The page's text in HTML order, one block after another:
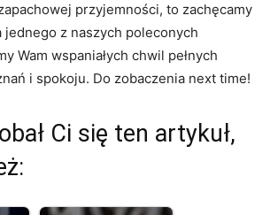
przyjemności, to zachęcamy
z naszych poleconych
Wam wspaniałych chwil pełnych
i spokoju. Do zobaczenia next ⁢time!
Ci się ten artykuł,